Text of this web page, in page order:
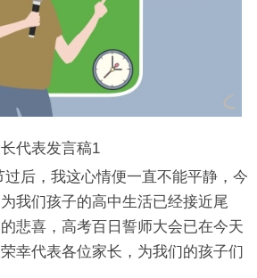
代表发言稿1
过后，我这心情便一直不能平静，今
我们孩子的高中生活已经接近尾
悲喜，高考百日誓师大会已在今天
幸代表各位家长，为我们的孩子们